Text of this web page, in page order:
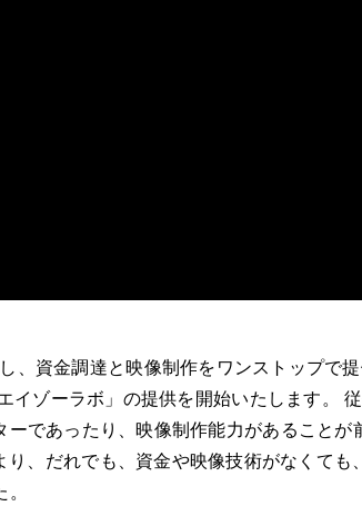
、資金調達と映像制作をワンストップで
イゾーラボ」の提供を開始いたします。
であったり、映像制作能力があることが
り、だれでも、資金や映像技術がなくて